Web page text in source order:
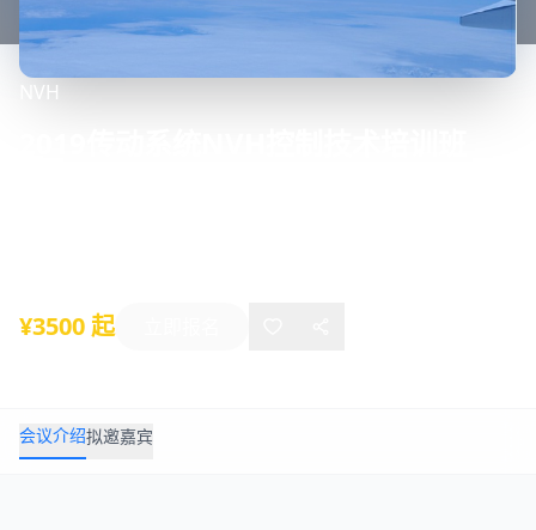
NVH
¥3500 起
会议介绍拟邀嘉宾